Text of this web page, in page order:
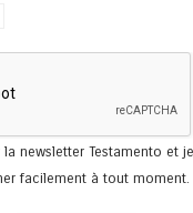
newsletter Testamento et
facilement à tout moment.